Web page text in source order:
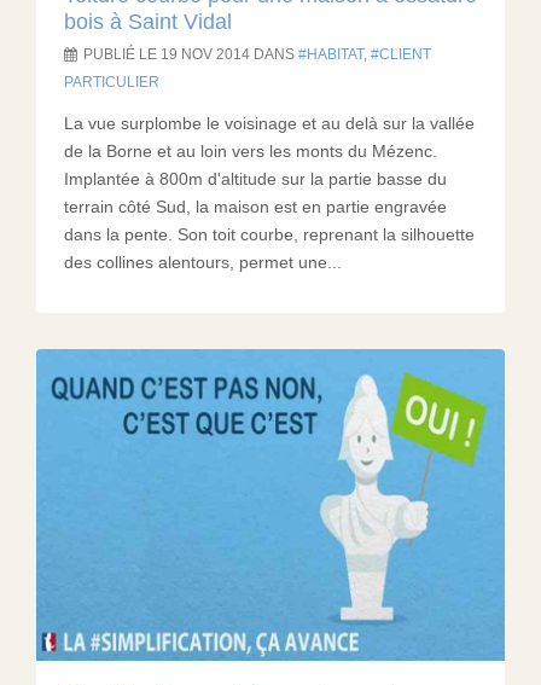
bois à Saint Vidal
PUBLIÉ LE 19 NOV 2014 DANS HABITAT,
CLIENT
PARTICULIER
La vue surplombe le voisinage et au delà sur la vallée
de la Borne et au loin vers les monts du Mézenc.
Implantée à 800m d'altitude sur la partie basse du
terrain côté Sud, la maison est en partie engravée
dans la pente. Son toit courbe, reprenant la silhouette
des collines alentours, permet une...